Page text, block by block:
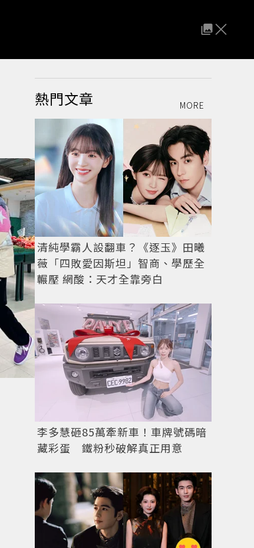
熱門文章 MORE
清純學霸人設翻車？《逐玉》田曦
薇「四敗愛因斯坦」智商、學歷全
輾壓 網酸：天才全靠旁白
李多慧砸85萬牽新車！車牌號碼暗
藏彩蛋 鐵粉秒破解真正用意